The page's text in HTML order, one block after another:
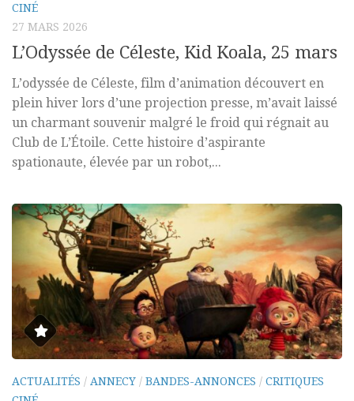
CINÉ
27 MARS 2026
L’Odyssée de Céleste, Kid Koala, 25 mars
L’odyssée de Céleste, film d’animation découvert en
plein hiver lors d’une projection presse, m’avait laissé
un charmant souvenir malgré le froid qui régnait au
Club de L’Étoile. Cette histoire d’aspirante
spationaute, élevée par un robot,...
ACTUALITÉS / ANNECY / BANDES-ANNONCES / CRITIQUES